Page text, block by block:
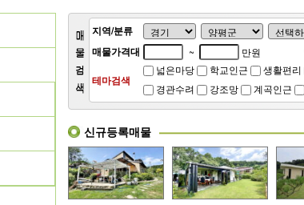
지역/분류
매물가격대 ~ 만원
테마검색
넓은마당 학교인근 생활편리
경관수려
강조망 계곡인근
신규등록매물